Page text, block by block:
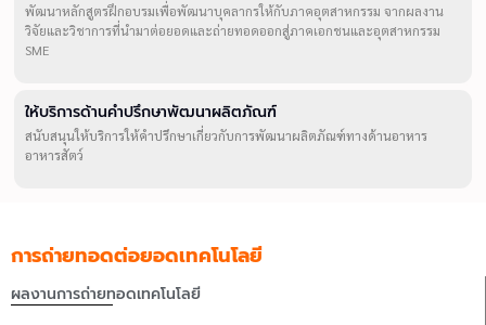
พัฒนาหลักสูตรฝึกอบรมเพื่อพัฒนาบุคลากรให้กับภาคอุตสาหกรรม จากผลงาน
วิจัยและวิชาการที่นำมาต่อยอดและถ่ายทอดออกสู่ภาคเอกชนและอุตสาหกรรม
SME
ให้บริการด้านคำปรึกษาพัฒนาผลิตภัณฑ์
สนับสนุนให้บริการให้คำปรึกษาเกี่ยวกับการพัฒนาผลิตภัณฑ์ทางด้านอาหาร
อาหารสัตว์
การถ่ายทอดต่อยอดเทคโนโลยี
ผลงานการถ่ายทอดเทคโนโลยี